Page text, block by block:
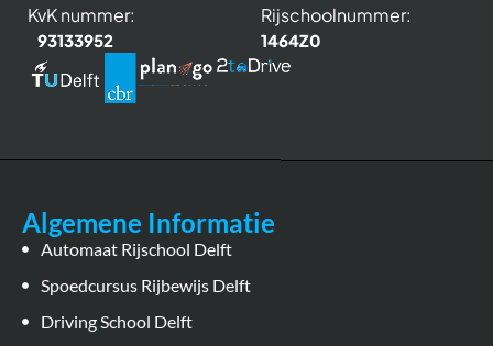
KvK nummer:
93133952
Rijschoolnummer:
1464Z0
Algemene Informatie
Automaat Rijschool Delft
Spoedcursus Rijbewijs Delft
Driving School Delft